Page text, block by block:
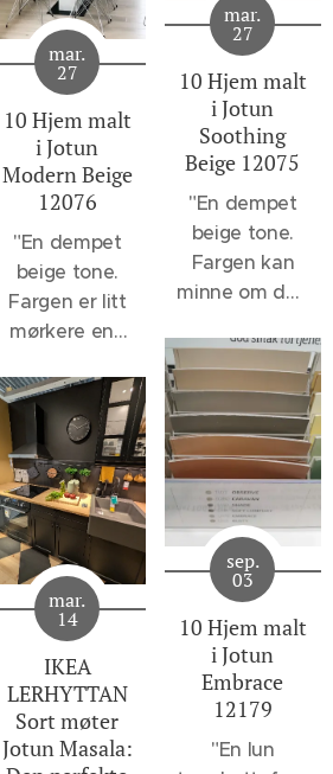
mar.
27
10 Hjem malt
i Jotun
Modern Beige
12076
"En dempet
beige tone.
Fargen er litt
mørkere enn
Soothing
Beige og 1140
Sand, men
lysere enn
klassikerne
1929
Muskatnøtt og
1623
Marrakesh.
Disse fargene
står for øvrig
svært godt
sammen.
mar.
27
10 Hjem malt
i Jotun
Soothing
Beige 12075
"En dempet
beige tone.
Fargen kan
minne om den
Sand, men vil
oppleves et
snev mer
dempet, - et
svakt slør av
noe sortaktig
brer seg over
fargen. 12075
Soothing
Beige er flott
til en rekke
lysere hvite
og beige
toner.
12075
Soothing
mar.
14
IKEA
LERHYTTAN
Sort møter
Jotun Masala:
sep.
03
10 Hjem malt
i Jotun
Embrace
12179
"En lun